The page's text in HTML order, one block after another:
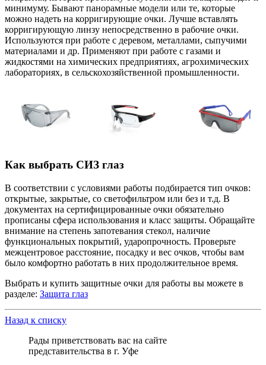
минимуму. Бывают панорамные модели или те, которые
можно надеть на корригирующие очки. Лучше вставлять
корригирующую линзу непосредственно в рабочие очки.
Используются при работе с деревом, металлами, сыпучими
материалами и др. Применяют при работе с газами и
жидкостями на химических предприятиях, агрохимических
лабораториях, в сельскохозяйственной промышленности.
Как выбрать СИЗ глаз
В соответствии с условиями работы подбирается тип очков:
открытые, закрытые, со светофильтром или без и т.д. В
документах на сертифицированные очки обязательно
прописаны сфера использования и класс защиты. Обращайте
внимание на степень запотевания стекол, наличие
функциональных покрытий, ударопрочность. Проверьте
межцентровое расстояние, посадку и вес очков, чтобы вам
было комфортно работать в них продолжительное время.
Выбрать и купить защитные очки для работы вы можете в
разделе: Защита глаз
Назад к списку
Рады приветствовать вас на сайте
представительства в г. Уфе